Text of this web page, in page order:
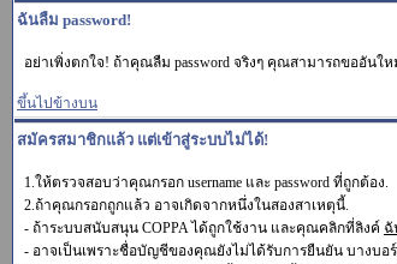
ฉันลืม password!
อย่าเพิ่งตกใจ! ถ้าคุณลืม password จริงๆ คุณสามารถขออัน
ขึ้นไปข้างบน
สมัครสมาชิกแล้ว แต่เข้าสู่ระบบไม่ได้!
1.ให้ตรวจสอบว่าคุณกรอก username และ password ที่ถูกต้อง.
2.ถ้าคุณกรอกถูกแล้ว อาจเกิดจากหนึ่งในสองสาเหตุนี้.
- ถ้าระบบสนับสนุน COPPA ได้ถูกใช้งาน และคุณคลิกที่ลิงค์ ฉั
- อาจเป็นเพราะชื่อบัญชีของคุณยังไม่ได้รับการยืนยัน บางบ